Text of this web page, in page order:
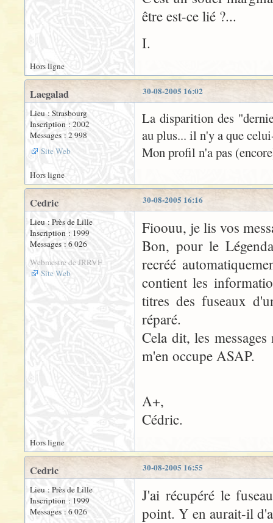
être est-ce lié ?...
I.
Hors ligne
30-08-2005 16:02
Laegalad
Lieu : Strasbourg
Inscription : 2002
Messages : 2 998
Site Web
La disparition des
au plus... il n'y a que
Mon profil n'a pas
Hors ligne
30-08-2005 16:16
Cedric
Lieu : Près de Lille
Inscription : 1999
Messages : 6 026
Webmestre de JRRVF
Site Web
Fioouu, je lis vos
Bon, pour le
recréé
contient les
titres des fuseaux
réparé.
Cela dit, les
m'en occupe ASAP.
A+,
Cédric.
Hors ligne
30-08-2005 16:55
Cedric
Lieu : Près de Lille
Inscription : 1999
Messages : 6 026
J'ai récupéré le
point. Y en aurait-il